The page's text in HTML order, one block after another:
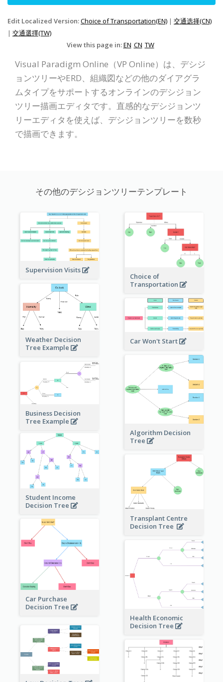
Edit Localized Version:Choice of Transportation(EN) | 交通选择(CN)
| 交通選擇(TW)
View this page in:EN CN TW
Visual Paradigm Online（VP Online）は、デシジ
ョンツリーやERD、組織図などの他のダイアグラ
ムタイプをサポートするオンラインのデシジョン
ツリー描画エディタです。直感的なデシジョンツ
リーエディタを使えば、デシジョンツリーを数秒
で描画できます。
その他のデシジョンツリーテンプレート
Supervision Visits
Choice of
Transportation
Weather Decision
Tree Example
Car Won't Start
Algorithm Decision
Tree
Business Decision
Tree Example
Student Income
Decision Tree
Transplant Centre
Decision Tree
Car Purchase
Decision Tree
Health Economic
Decision Tree